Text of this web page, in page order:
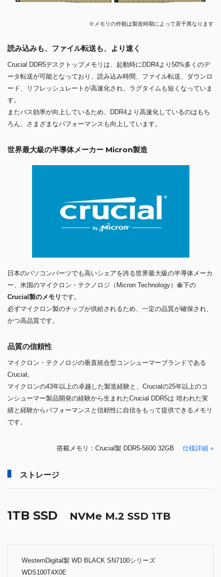
※メモリの外観は製造時期によって若干異なります
読み込みも、ファイル転送も、より速く
Crucial DDR5デスクトップメモリは、起動時にDDR4より50%多くのデ
ータ転送が可能となっており、読み込み時間、ファイル転送、ダウンロ
ード、リフレッシュレートが高速化され、ラグタイムも短くなっていま
す。
またバス効率が向上しているため、DDR4より高速化しているのはもち
ろん、さまざまなパフォーマンスも向上しています。
世界最大級の半導体メーカー Micron製造
日本のパソコンパーツでも高いシェアを誇る世界最大級の半導体メーカ
ー、米国のマイクロン・テクノロジ（Micron Technology）傘下の
Crucial製のメモリです。
必ずマイクロン製のチップが供給されるため、一定の品質が確保され、
かつ高品質です。
品質の信頼性
マイクロン・テクノロジの垂直統合型コンシューマーブランドである
Crucial。
マイクロンの43年以上の卓越した製造経験と、Crucialの25年以上のコ
ンシューマー製品開発の経験から生まれたCrucial DDR5は 培われた実
績と経験からパフォーマンスと信頼性に自信をもって提供できるメモリ
です。
搭載メモリ：Crucial製 DDR5-5600 32GB 仕様詳細 »
ストレージ
1TB SSD NVMe M.2 SSD 1TB
WesternDigital製 WD BLACK SN7100シリーズ
WDS100T4X0E